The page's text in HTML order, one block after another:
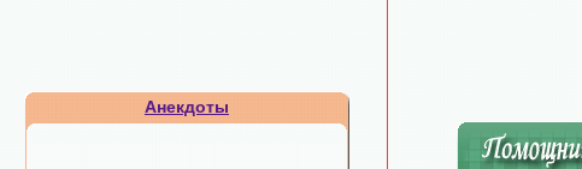
Анекдоты